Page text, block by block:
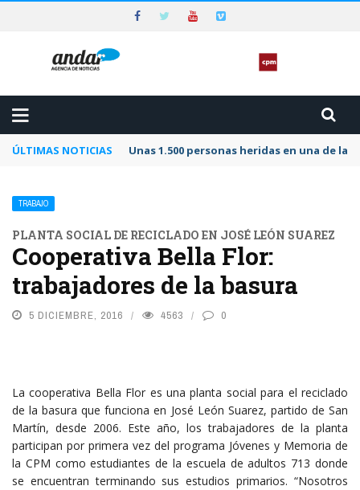
ÚLTIMAS NOTICIAS Unas 1.500 personas heridas en una de
TRABAJO
PLANTA SOCIAL DE RECICLADO EN JOSÉ LEÓN SUAREZ
Cooperativa Bella Flor:
trabajadores de la basura
5 DICIEMBRE, 2016 4563 0
La cooperativa Bella Flor es una planta social para el reciclado
de la basura que funciona en José León Suarez, partido de San
Martín, desde 2006. Este año, los trabajadores de la planta
participan por primera vez del programa Jóvenes y Memoria de
la CPM como estudiantes de la escuela de adultos 713 donde
se encuentran terminando sus estudios primarios. “Nosotros